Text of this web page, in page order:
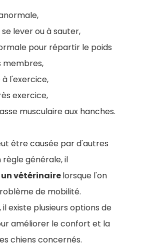
lever ou à sauter,
pour répartir le poids
membres,
l'exercice,
exercice,
musculaire aux hanches.
être causée par d'autres
générale, il
vétérinairelorsque l'on
de mobilité.
existe plusieurs options de
améliorer le confort et la
chiens concernés.